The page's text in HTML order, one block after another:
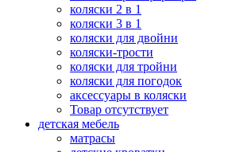
коляски 2 в 1
коляски 3 в 1
коляски для двойни
коляски-трости
коляски для тройни
коляски для погодок
аксессуары в коляски
Товар отсутствует
детская мебель
матрасы